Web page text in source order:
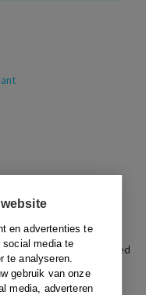
en advertenties te
social media te
te analyseren.
gebruik van onze
media, adverteren
Rutten/Breed